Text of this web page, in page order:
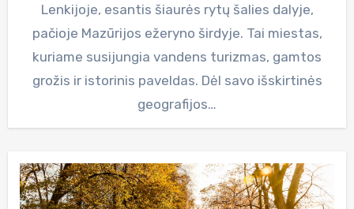
Lenkijoje, esantis šiaurės rytų šalies dalyje,
pačioje Mazūrijos ežeryno širdyje. Tai miestas,
kuriame susijungia vandens turizmas, gamtos
grožis ir istorinis paveldas. Dėl savo išskirtinės
geografijos…